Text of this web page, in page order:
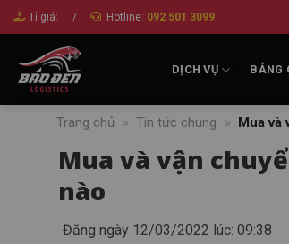
qua
dung
Tỉ giá: / Hotline: 092 501 3099
DỊCH VỤ BẢNG
Trang chủ » Tin tức chung » Mua và
Mua và vận
nào
Đăng ngày 12/03/2022 lúc: 09:38